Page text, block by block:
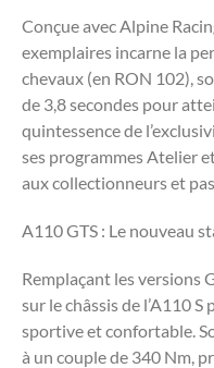
Conçue avec Alpine
exemplaires incarne la
chevaux (en RON 102),
de 3,8 secondes pour
quintessence de
ses programmes Atelier
aux collectionneurs et
A110 GTS : Le nouveau
Remplaçant les versions
sur le châssis de l’A110
sportive et confortable.
à un couple de 340 Nm,